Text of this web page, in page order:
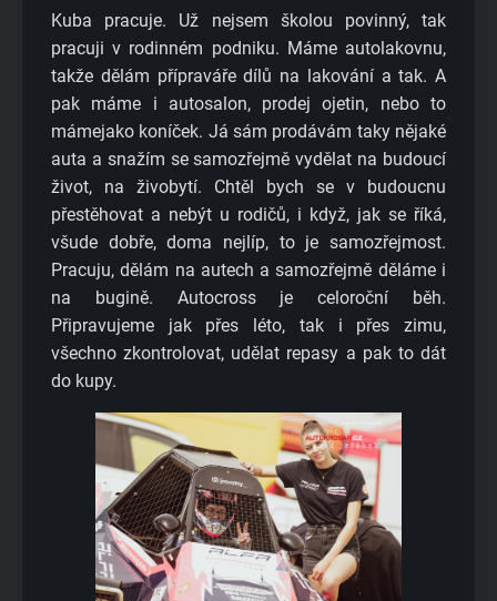
Kuba pracuje. Už nejsem školou povinný, tak
pracuji v rodinném podniku. Máme autolakovnu,
takže dělám přípraváře dílů na lakování a tak. A
pak máme i autosalon, prodej ojetin, nebo to
mámejako koníček. Já sám prodávám taky nějaké
auta a snažím se samozřejmě vydělat na budoucí
život, na živobytí. Chtěl bych se v budoucnu
přestěhovat a nebýt u rodičů, i když, jak se říká,
všude dobře, doma nejlíp, to je samozřejmost.
Pracuju, dělám na autech a samozřejmě děláme i
na bugině. Autocross je celoroční běh.
Připravujeme jak přes léto, tak i přes zimu,
všechno zkontrolovat, udělat repasy a pak to dát
do kupy.